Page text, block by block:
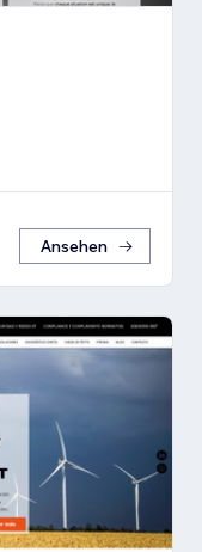
Ansehen